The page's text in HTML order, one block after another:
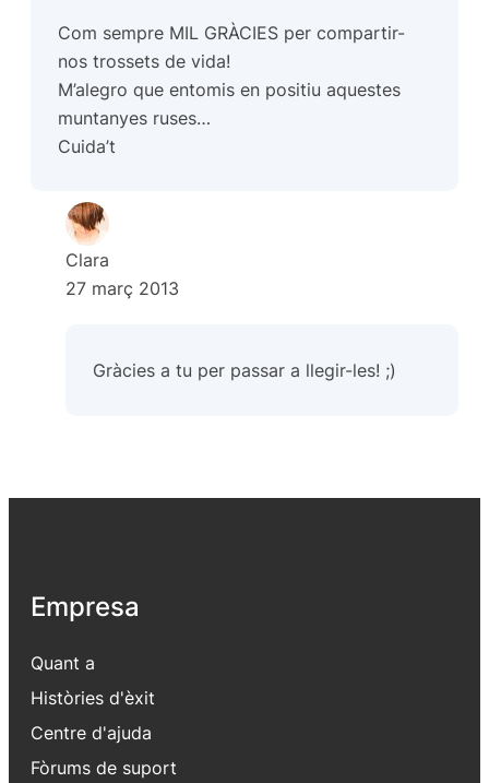
Com sempre MIL GRÀCIES per compartir-
nos trossets de vida!
M’alegro que entomis en positiu aquestes
muntanyes ruses…
Cuida’t
Clara
27 març 2013
Gràcies a tu per passar a llegir-les! ;)
Empresa
Quant a
Històries d'èxit
Centre d'ajuda
Fòrums de suport